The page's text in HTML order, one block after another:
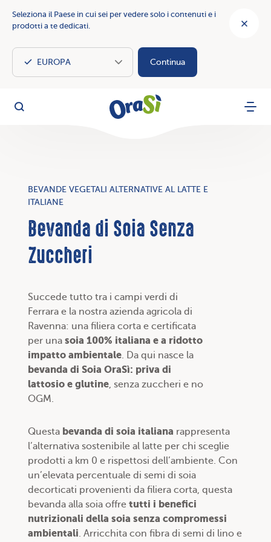
Seleziona il Paese in cui sei per vedere solo i contenuti e i
prodotti a te dedicati.
Continua
OraSì
Cerca Menu
BEVANDE VEGETALI ALTERNATIVE AL LATTE E
ITALIANE
Bevanda di Soia Senza
Zuccheri
Succede tutto tra i campi verdi di
Ferrara e la nostra azienda agricola di
Ravenna: una filiera corta e certificata
per una soia 100% italiana e a ridotto
impatto ambientale. Da qui nasce la
bevanda di Soia OraSì: priva di
lattosio e glutine, senza zuccheri e no
OGM.
Questa bevanda di soia italiana rappresenta
l’alternativa sostenibile al latte per chi sceglie
prodotti a km 0 e rispettosi dell’ambiente. Con
un’elevata percentuale di semi di soia
decorticati provenienti da filiera corta, questa
bevanda alla soia offre tutti i benefici
nutrizionali della soia senza compromessi
ambientali. Arricchita con fibra di semi di lino e